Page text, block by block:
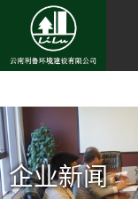
企业新闻